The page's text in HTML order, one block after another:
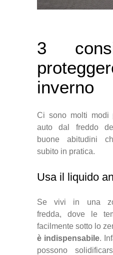
3
inverno
Ci sono molti modi
auto dal freddo
buone abitudini
subito in pratica.
Usa il liquido
Se vivi in una
fredda, dove le
facilmente sotto lo
è indispensabile.
possono